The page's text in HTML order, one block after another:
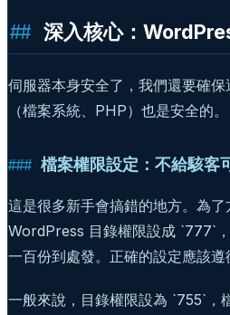
深入核心：
伺服器本身安全了，我們還要確
（檔案系統、PHP）也是安全的。
檔案權限設定：不給駭客
這是很多新手會搞錯的地方。為
WordPress 目錄權限設成 `777`
一百份到處發。正確的設定應該遵
一般來說，目錄權限設為 `755`